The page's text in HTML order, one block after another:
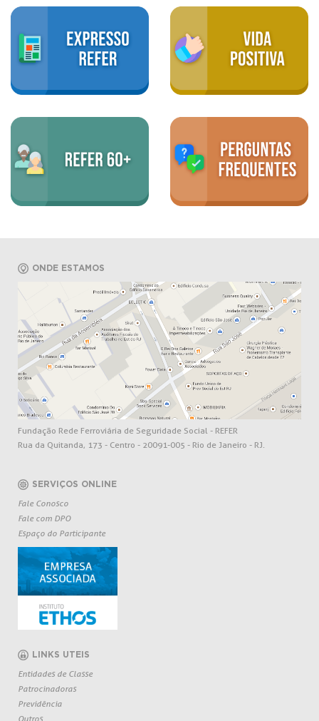
ONDE ESTAMOS
Fundação Rede Ferroviária de Seguridade Social - REFER
Rua da Quitanda, 173 - Centro - 20091-005 - Rio de Janeiro - RJ.
SERVIÇOS ONLINE
Fale Conosco
Fale com DPO
Espaço do Participante
LINKS UTEIS
Entidades de Classe
Patrocinadoras
Previdência
Outros